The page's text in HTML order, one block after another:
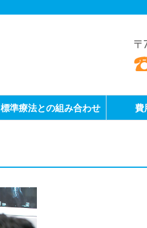
標準療法との組み合わせ 費